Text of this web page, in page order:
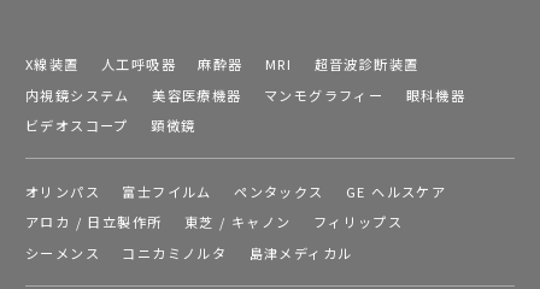
X線装置 人工呼吸器 麻酔器 MRI
超音波診断装置
内視鏡システム
美容医療機器 マンモグラフィー
眼科機器
ビデオスコープ
顕微鏡
オリンパス 富士フイルム ペンタックス
GE ヘルスケア
アロカ / 日立製作所
東芝 / キャノン
フィリップス
シーメンス
コニカミノルタ 島津メディカル